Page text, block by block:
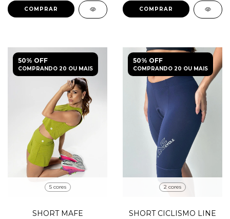
COMPRAR COMPRAR
50% OFF
COMPRANDO 20 OU MAIS
5 cores
SHORT MAFE
50% OFF
COMPRANDO 20 OU MAIS
2 cores
SHORT CICLISMO LINE